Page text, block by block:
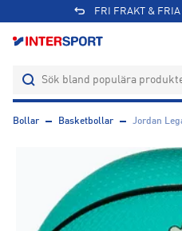
FRI FRAKT &
Bollar Basketbollar Jordan